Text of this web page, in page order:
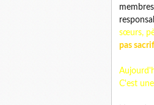
sœurs,
pas
C'est